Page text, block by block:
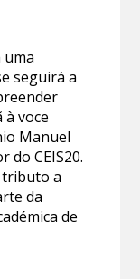
uma
seguirá a
voce
Manuel
do CEIS20.
tributo a
da
de